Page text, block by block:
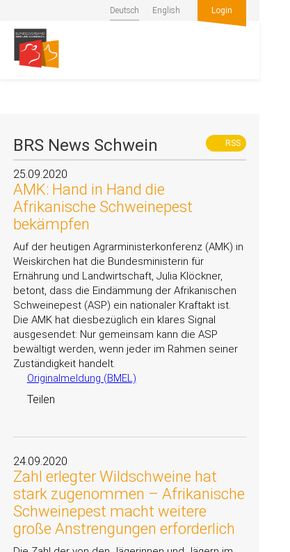
Deutsch English Login
RSS
BRS News Schwein
25.09.2020
AMK: Hand in Hand die
Afrikanische Schweinepest
bekämpfen
Auf der heutigen Agrarministerkonferenz (AMK) in
Weiskirchen hat die Bundesministerin für
Ernährung und Landwirtschaft, Julia Klöckner,
betont, dass die Eindämmung der Afrikanischen
Schweinepest (ASP) ein nationaler Kraftakt ist.
Die AMK hat diesbezüglich ein klares Signal
ausgesendet: Nur gemeinsam kann die ASP
bewältigt werden, wenn jeder im Rahmen seiner
Zuständigkeit handelt.
Originalmeldung (BMEL)
Teilen
24.09.2020
Zahl erlegter Wildschweine hat
stark zugenommen – Afrikanische
Schweinepest macht weitere
große Anstrengungen erforderlich